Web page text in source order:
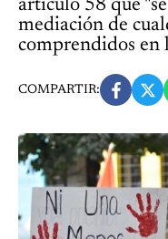
artículo 58 que
mediación de
comprendidos en
COMPARTIR: